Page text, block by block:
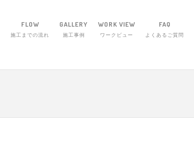
FLOW
施工までの流れ
GALLERY
施工事例
WORK VIEW
ワークビュー
FAQ
よくあるご質問